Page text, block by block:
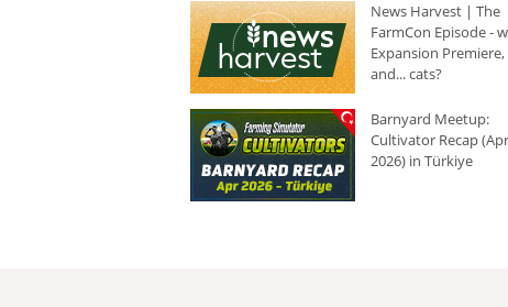
News Harvest | The
FarmCon Episode -
Expansion Premiere,
and... cats?
Barnyard Meetup:
Cultivator Recap
2026) in Türkiye